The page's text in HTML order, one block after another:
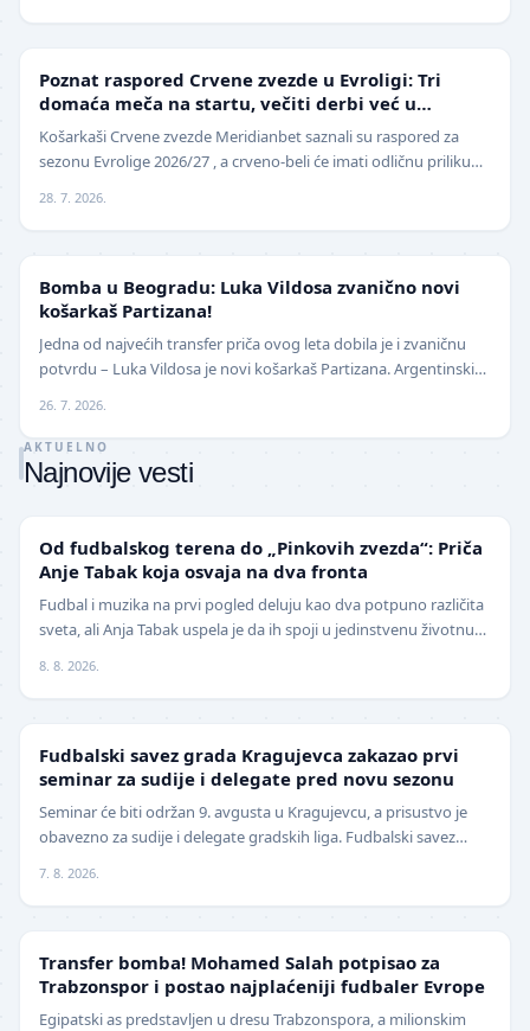
Poznat raspored Crvene zvezde u Evroligi: Tri
domaća meča na startu, večiti derbi već u
oktobru
Košarkaši Crvene zvezde Meridianbet saznali su raspored za
sezonu Evrolige 2026/27 , a crveno-beli će imati odličnu priliku
28. 7. 2026.
Bomba u Beogradu: Luka Vildosa zvanično novi
košarkaš Partizana!
Jedna od najvećih transfer priča ovog leta dobila je i zvaničnu
potvrdu – Luka Vildosa je novi košarkaš Partizana. Argentinski
26. 7. 2026.
AKTUELNO
Najnovije vesti
Od fudbalskog terena do „Pinkovih zvezda“: Priča
Anje Tabak koja osvaja na dva fronta
Fudbal i muzika na prvi pogled deluju kao dva potpuno različita
sveta, ali Anja Tabak uspela je da ih spoji u jedinstvenu životnu
8. 8. 2026.
Fudbalski savez grada Kragujevca zakazao prvi
seminar za sudije i delegate pred novu sezonu
Seminar će biti održan 9. avgusta u Kragujevcu, a prisustvo je
obavezno za sudije i delegate gradskih liga. Fudbalski savez
7. 8. 2026.
Transfer bomba! Mohamed Salah potpisao za
Trabzonspor i postao najplaćeniji fudbaler Evrope
Egipatski as predstavljen u dresu Trabzonspora, a milionskim